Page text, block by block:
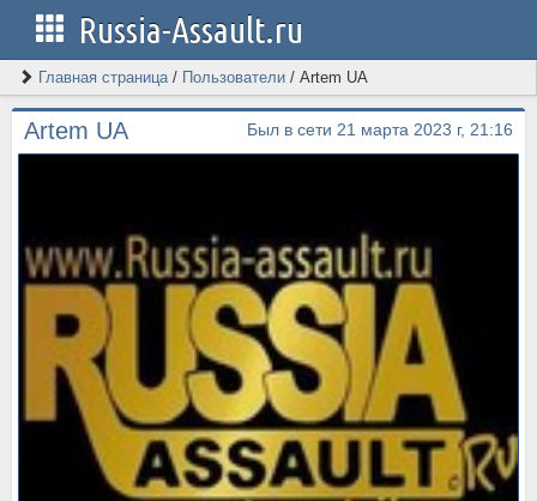
Russia-Assault.ru
Главная страница/ Пользователи / Artem UA
Artem UA Был в сети 21 марта 2023 г, 21:16